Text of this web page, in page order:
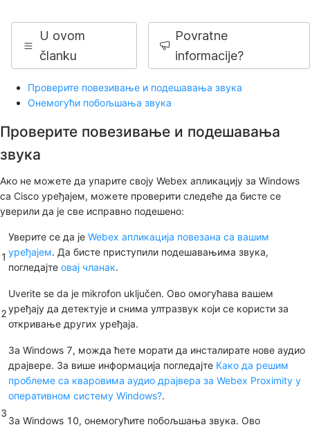
U ovom
članku
Povratne
informacije?
Проверите повезивање и подешавања звука
Онемогући побољшања звука
Проверите повезивање и подешавања
звука
Ако не можете да упарите своју Webex апликацију за Windows
са Cisco уређајем, можете проверити следеће да бисте се
уверили да је све исправно подешено:
1
Уверите се да је Webex апликација повезана са вашим
уређајем. Да бисте приступили подешавањима звука,
погледајте овај чланак.
2
Uverite se da je mikrofon uključen. Ово омогућава вашем
уређају да детектује и снима ултразвук који се користи за
откривање других уређаја.
3
За Windows 7, можда ћете морати да инсталирате нове аудио
драјвере. За више информација погледајте Како да решим
проблеме са кваровима аудио драјвера за Webex Proximity у
оперативном систему Windows?.
За Windows 10, онемогућите побољшања звука. Ово